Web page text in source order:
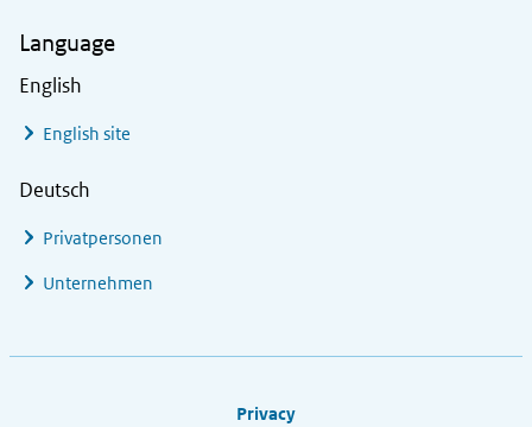
Language
English
English site
Deutsch
Privatpersonen
Unternehmen
Privacy